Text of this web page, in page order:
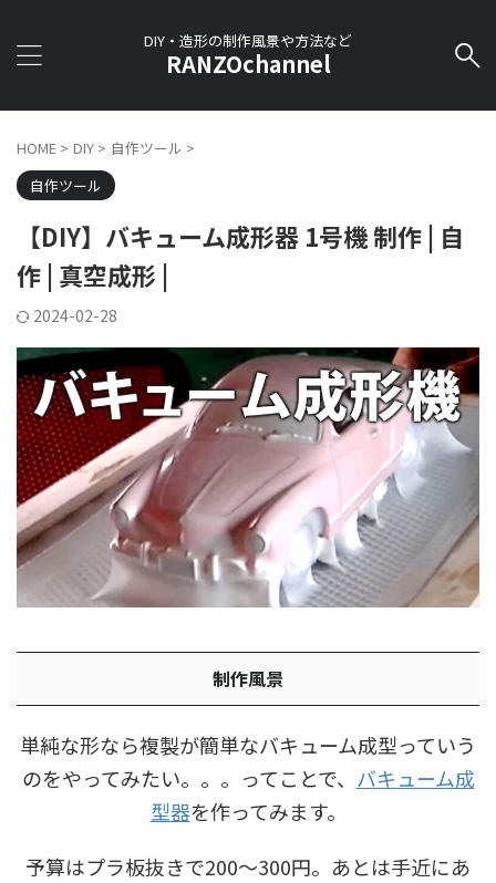
DIY・造形の制作風景や方法など
RANZOchannel
HOME > DIY > 自作ツール >
自作ツール
【DIY】バキューム成形器 1号機 制作 | 自
作 | 真空成形 |
2024-02-28
制作風景
単純な形なら複製が簡単なバキューム成型っていう
のをやってみたい。。。ってことで、 バキューム成
型器を作ってみます。
予算はプラ板抜きで200〜300円。あとは手近にあ